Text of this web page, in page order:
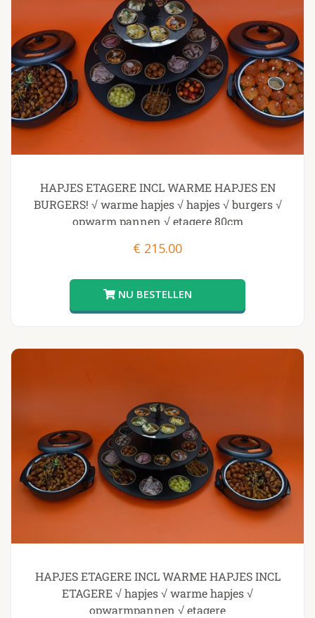
HAPJES ETAGERE INCL WARME HAPJES EN
BURGERS! √ warme hapjes √ hapjes √ burgers √
opwarm pannen √ etagere 80cm
€ 215.00
HAPJES ETAGERE INCL WARME HAPJES INCL
ETAGERE √ hapjes √ warme hapjes √
opwarmpannen √ etagere